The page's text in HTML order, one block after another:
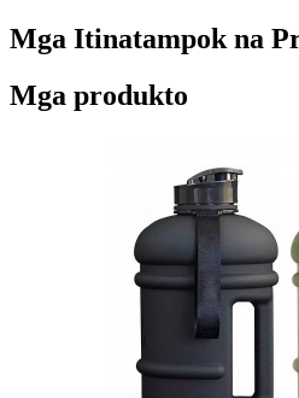
Mga Itinatampok na
Mga produkto